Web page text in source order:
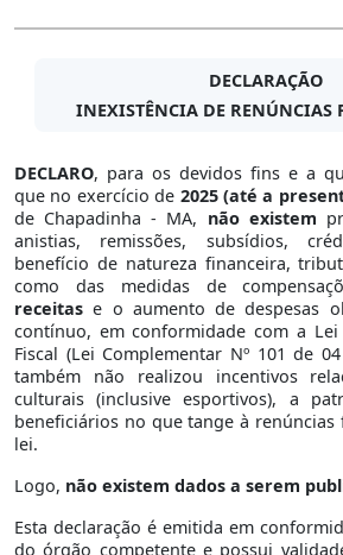
DECLARAÇÃO
INEXISTÊNCIA DE RENÚNCIAS
DECLARO, para os devidos fins e a
que no exercício de 2025 (até a
de Chapadinha - MA, não existem
anistias, remissões, subsídios,
benefício de natureza financeira,
como das medidas de
receitas e o aumento de despesas
contínuo, em conformidade com a Lei
Fiscal (Lei Complementar Nº 101 de
também não realizou incentivos
culturais (inclusive esportivos), a
beneficiários no que tange à renúncias
lei.
Logo, não existem dados a serem
Esta declaração é emitida em
do órgão competente e possui